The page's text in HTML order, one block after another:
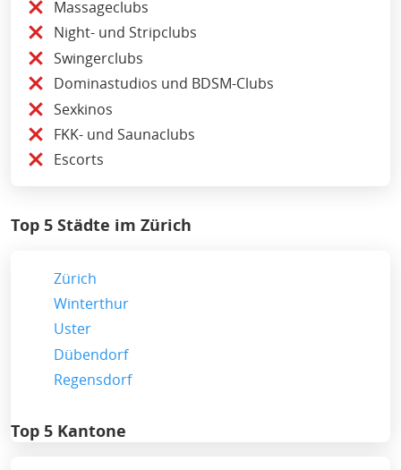
Massageclubs
Night- und Stripclubs
Swingerclubs
Dominastudios und BDSM-Clubs
Sexkinos
FKK- und Saunaclubs
Escorts
Top 5 Städte im Zürich
Zürich
Winterthur
Uster
Dübendorf
Regensdorf
Top 5 Kantone